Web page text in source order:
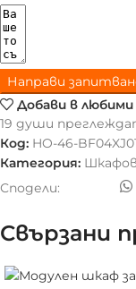
Направи
Добави в любими
19 души
Код: HO-46-
Категория:
Сподели:
Свързани